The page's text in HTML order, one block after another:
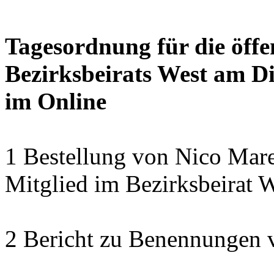
Tagesordnung für die
Bezirksbeirats West am
im Online
1 Bestellung von Nico
Mitglied im Bezirksbeirat
2 Bericht zu Benennungen